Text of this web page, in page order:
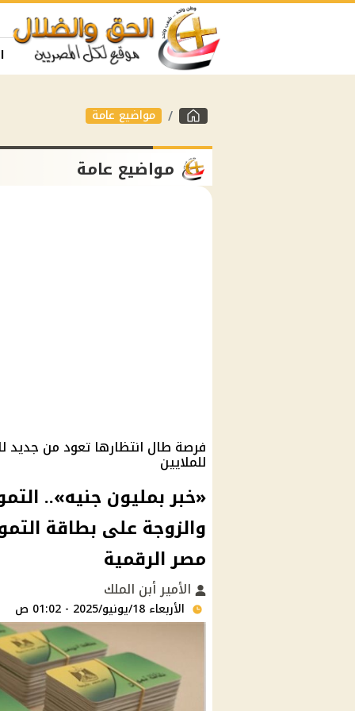
مواضيع عامة
مواضيع عامة
فرصة طال انتظارها تعود من جديد
للملايين
«خبر بمليون جنيه»..
مصر الرقمية
الأمير أبن الملك
الأربعاء 18/يونيو/2025 - 01:02 ص